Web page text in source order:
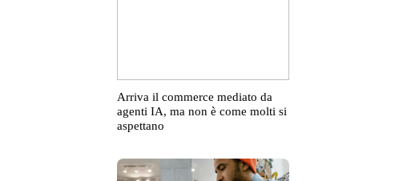
Arriva il commerce mediato da
agenti IA, ma non è come molti si
aspettano